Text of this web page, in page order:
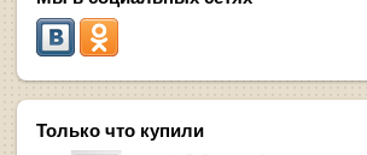
Только что купили